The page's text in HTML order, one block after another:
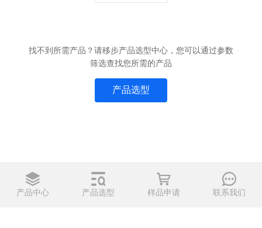
找不到所需产品？请移步产品选型中心，您可以通过参数
筛选查找您所需的产品
产品选型
产品中心 产品选型 样品申请 联系我们